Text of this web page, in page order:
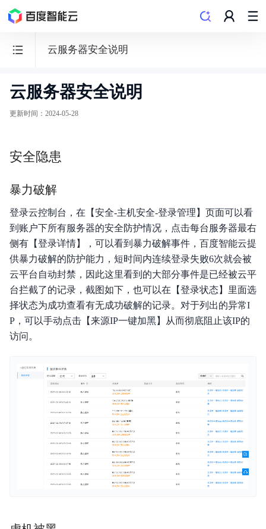
云服务器安全说明
云
服
BCC
功能发布记录
产品描述
产品定价
快速入门
操作指南
典型实践
Java-SDK
Python-SDK
云服务器安全说明
更新时间 ： 2024-05-28
安全隐患
暴力破解
登录云控制台，在【安全-主机安全-登录管理】页面可以看
到账户下所有服务器的安全防护情况，点击每台服务器最右
侧有【登录详情】，可以看到暴力破解事件，百度智能云提
供暴力破解的防护能力，短时间内连续登录失败6次就会被
云平台自动封禁，因此这里看到的大部分事件是已经被云平
台拦截了的记录，截图如下，也可以在【登录状态】里面选
择状态为成功查看有无成功破解的记录。对于列出的异常I
P，可以手动点击【来源IP一键加黑】从而彻底阻止该IP的
访问。